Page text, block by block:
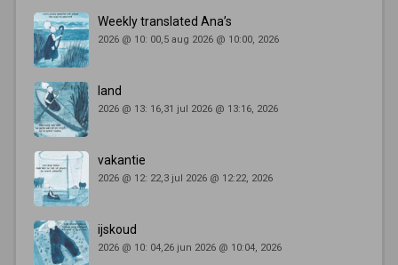
Weekly translated Ana’s
2026 @ 10: 00,5 aug 2026 @ 10:00, 2026
land
2026 @ 13: 16,31 jul 2026 @ 13:16, 2026
vakantie
2026 @ 12: 22,3 jul 2026 @ 12:22, 2026
ijskoud
2026 @ 10: 04,26 jun 2026 @ 10:04, 2026